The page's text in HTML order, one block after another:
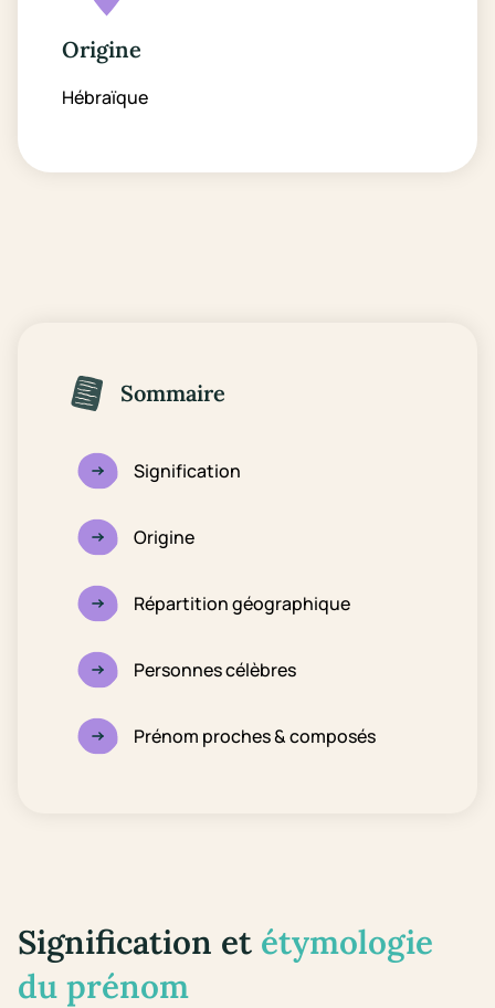
Origine
Hébraïque
Sommaire
Signification
Origine
Répartition géographique
Personnes célèbres
Prénom proches & composés
Signification et étymologie
du prénom